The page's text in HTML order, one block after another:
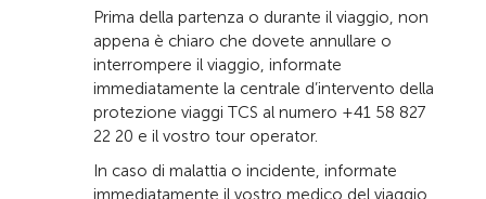
Prima della partenza o durante il viaggio, non
appena è chiaro che dovete annullare o
interrompere il viaggio, informate
immediatamente la centrale d’intervento della
protezione viaggi TCS al numero +41 58 827
22 20 e il vostro tour operator.
In caso di malattia o incidente, informate
immediatamente il vostro medico del viaggio